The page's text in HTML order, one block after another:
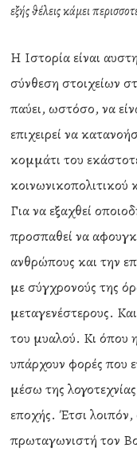
εξής θέλεις κάμει
Η Ιστορία είναι
σύνθεση στοιχείων
παύει, ωστόσο, να
επιχειρεί να
κομμάτι του
Για να εξαχθεί
προσπαθεί να
ανθρώπους και την
με σύγχρονούς της
μεταγενέστερους.
του μυαλού. Κι όπου
υπάρχουν φορές που
μέσω της
εποχής. Έτσι
πρωταγωνιστή τον